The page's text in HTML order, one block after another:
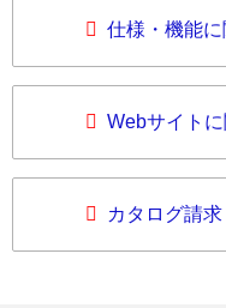
仕様・機能
Webサイト
カタログ請求